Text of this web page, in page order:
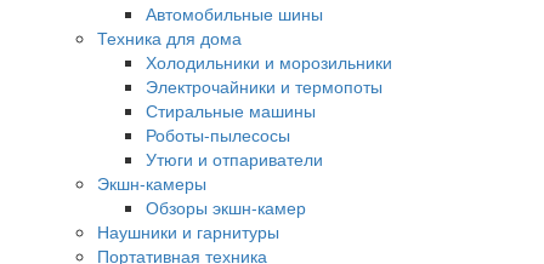
Автомобильные шины
Техника для дома
Холодильники и морозильники
Электрочайники и термопоты
Стиральные машины
Роботы-пылесосы
Утюги и отпариватели
Экшн-камеры
Обзоры экшн-камер
Наушники и гарнитуры
Портативная техника